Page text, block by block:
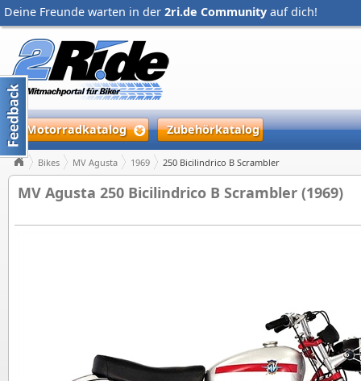
Deine Freunde warten in der 2ri.de Community auf dich!
Motorradkatalog Zubehörkatalog
Bikes MV Agusta 1969 250 Bicilindrico B Scrambler
MV Agusta 250 Bicilindrico B Scrambler (1969)